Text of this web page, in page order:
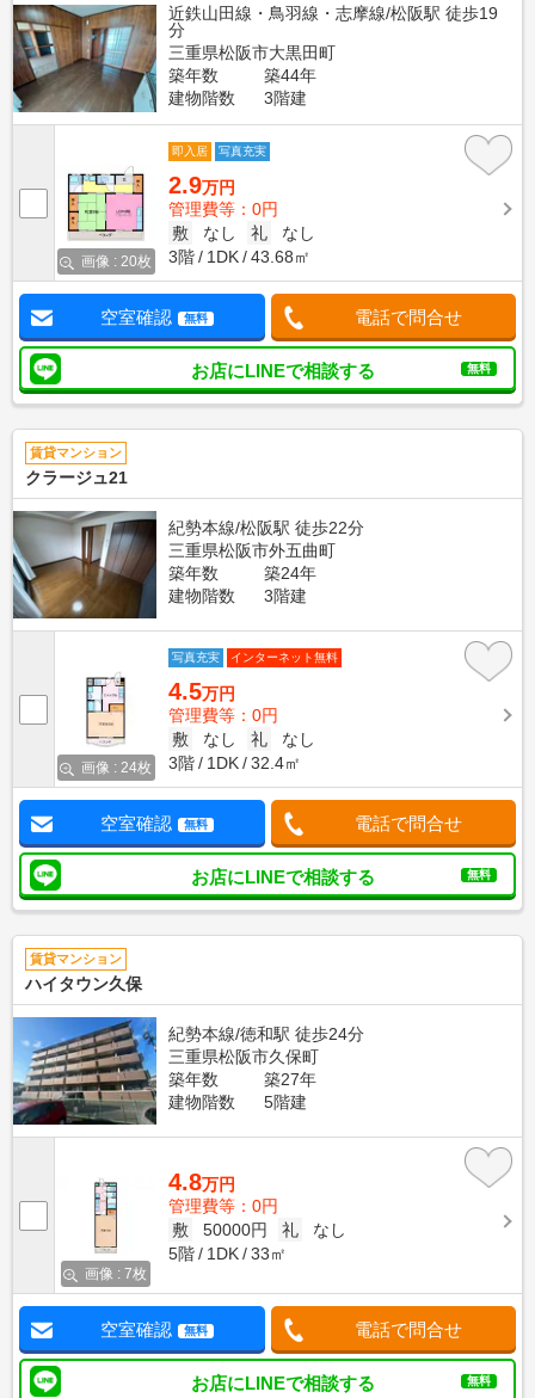
近鉄山田線・鳥羽線・志摩線/松阪駅 徒歩19
分
三重県松阪市大黒田町
築年数
築44年
建物階数
3階建
画像 : 20枚
即入居 写真充実
2.9万円
管理費等：0円
敷
なし 礼
なし
3階
1DK 43.68㎡
空室確認 無料 電話で問合せ
お店にLINEで相談する 無料
賃貸マンション
クラージュ21
紀勢本線/松阪駅 徒歩22分
三重県松阪市外五曲町
築年数
築24年
建物階数
3階建
画像 : 24枚
写真充実 インターネット無料
4.5万円
管理費等：0円
敷
なし 礼
なし
3階
1DK 32.4㎡
空室確認 無料 電話で問合せ
お店にLINEで相談する 無料
賃貸マンション
ハイタウン久保
紀勢本線/徳和駅 徒歩24分
三重県松阪市久保町
築年数
築27年
建物階数
5階建
画像 : 7枚
4.8万円
管理費等：0円
敷
50000円 礼
なし
5階
1DK 33㎡
空室確認 無料 電話で問合せ
お店にLINEで相談する 無料